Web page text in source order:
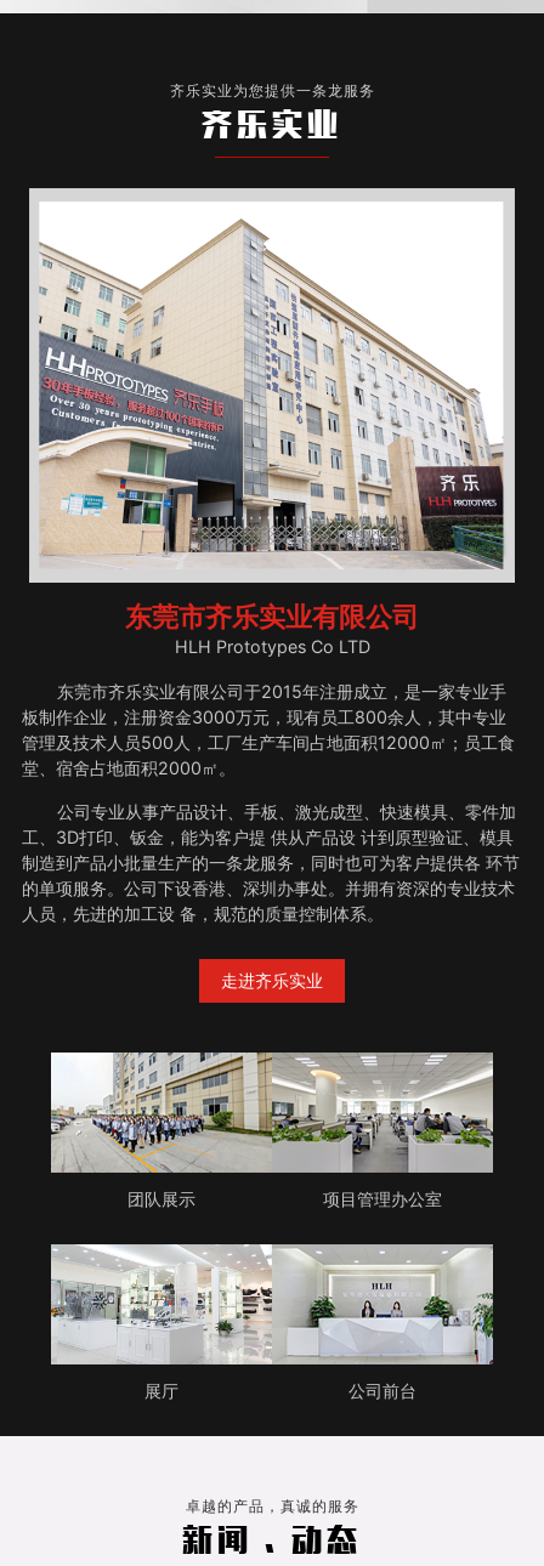
齐乐实业为您提供一条龙服务
齐乐实业
东莞市齐乐实业有限公司
HLH Prototypes Co LTD
东莞市齐乐实业有限公司于2015年注册成立，是一家专业手
板制作企业，注册资金3000万元，现有员工800余人，其中专业
管理及技术人员500人，工厂生产车间占地面积12000㎡；员工食
堂、宿舍占地面积2000㎡。
公司专业从事产品设计、手板、激光成型、快速模具、零件加
工、3D打印、钣金，能为客户提 供从产品设 计到原型验证、模具
制造到产品小批量生产的一条龙服务，同时也可为客户提供各 环节
的单项服务。公司下设香港、深圳办事处。并拥有资深的专业技术
人员，先进的加工设 备，规范的质量控制体系。
走进齐乐实业
团队展示 项目管理办公室
展厅 公司前台
卓越的产品，真诚的服务
新闻 . 动态